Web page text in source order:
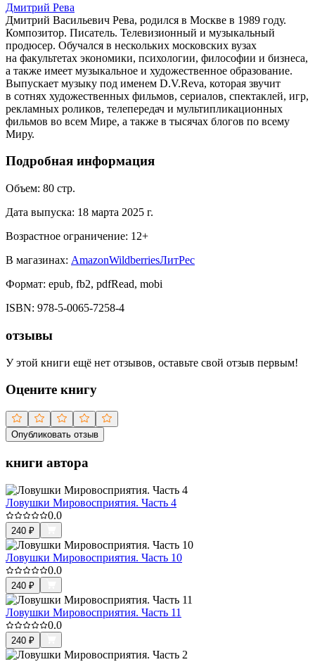
Дмитрий Рева
Дмитрий Васильевич Рева, родился в Москве в 1989 году.
Композитор. Писатель. Телевизионный и музыкальный
продюсер. Обучался в нескольких московских вузах
на факультетах экономики, психологии, философии и бизнеса,
а также имеет музыкальное и художественное образование.
Выпускает музыку под именем D.V.Reva, которая звучит
в сотнях художественных фильмов, сериалов, спектаклей, игр,
рекламных роликов, телепередач и мультипликационных
фильмов во всем Мире, а также в тысячах блогов по всему
Миру.
Подробная информация
Объем: 80 стр.
Дата выпуска: 18 марта 2025 г.
Возрастное ограничение: 12+
В магазинах: AmazonWildberriesЛитРес
Формат: epub, fb2, pdfRead, mobi
ISBN: 978-5-0065-7258-4
отзывы
У этой книги ещё нет отзывов, оставьте свой отзыв первым!
Оцените книгу
Опубликовать отзыв
книги автора
Ловушки Мировосприятия. Часть 4
0.0
240 ₽
Ловушки Мировосприятия. Часть 10
0.0
240 ₽
Ловушки Мировосприятия. Часть 11
0.0
240 ₽